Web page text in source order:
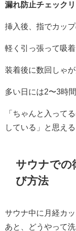
漏れ防止チェックリ
挿入後、指でカッ
軽く引っ張って吸
装着後に数回しゃ
多い日には2〜3時
「ちゃんと入って
している」と思え
サウナでの
び方法
サウナ中に月経カ
あと、どうやって